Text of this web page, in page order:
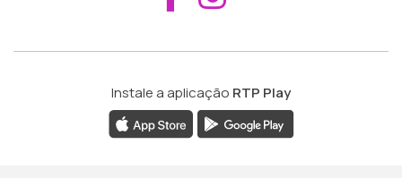
Instale a aplicação RTP Play